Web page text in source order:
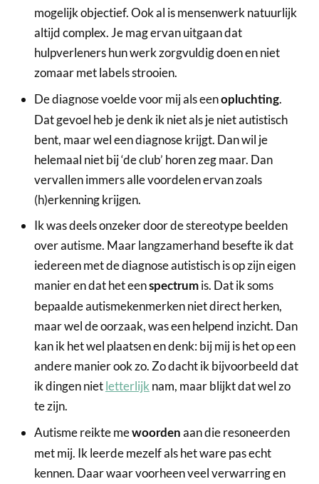
mogelijk objectief. Ook al is mensenwerk natuurlijk
altijd complex. Je mag ervan uitgaan dat
hulpverleners hun werk zorgvuldig doen en niet
zomaar met labels strooien.
De diagnose voelde voor mij als eenopluchting.
Dat gevoel heb je denk ik niet als je niet autistisch
bent, maar wel een diagnose krijgt. Dan wil je
helemaal niet bij ‘de club’ horen zeg maar. Dan
vervallen immers alle voordelen ervan zoals
(h)erkenning krijgen.
Ik was deels onzeker door de stereotype beelden
over autisme. Maar langzamerhand besefte ik dat
iedereen met de diagnose autistisch is op zijn eigen
manier en dat het eenspectrumis. Dat ik soms
bepaalde autismekenmerken niet direct herken,
maar wel de oorzaak, was een helpend inzicht. Dan
kan ik het wel plaatsen en denk: bij mij is het op een
andere manier ook zo. Zo dacht ik bijvoorbeeld dat
ik dingen nietletterlijk nam, maar blijkt dat wel zo
te zijn.
Autisme reikte mewoorden aan die resoneerden
met mij. Ik leerde mezelf als het ware pas echt
kennen. Daar waar voorheen veel verwarring en